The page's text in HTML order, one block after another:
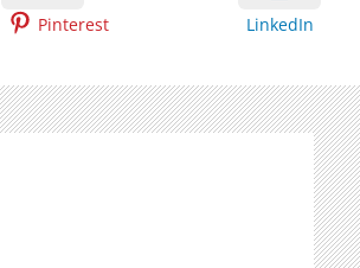
Pinterest LinkedIn